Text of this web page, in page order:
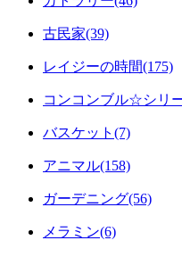
古民家(39)
レイジーの時間(175)
コンコンブル☆シリ
バスケット(7)
アニマル(158)
ガーデニング(56)
メラミン(6)